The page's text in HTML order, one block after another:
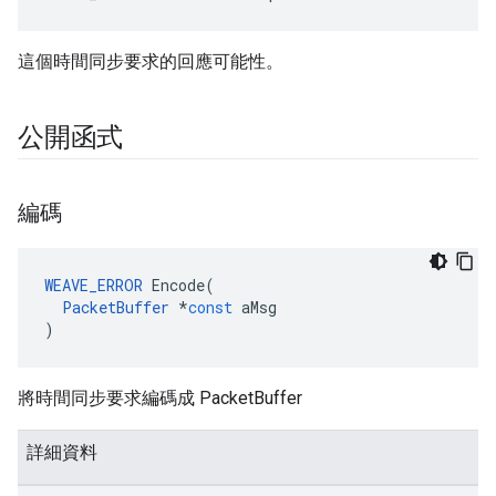
這個時間同步要求的回應可能性。
公開函式
編碼
WEAVE_ERROR Encode(
PacketBuffer *const aMsg
)
將時間同步要求編碼成 PacketBuffer
詳細資料